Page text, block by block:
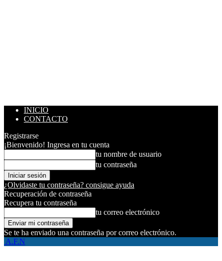
INICIO
CONTACTO
Registrarse
¡Bienvenido! Ingresa en tu cuenta
tu nombre de usuario
tu contraseña
¿Olvidaste tu contraseña? consigue ayuda
Recuperación de contraseña
Recupera tu contraseña
tu correo electrónico
Se te ha enviado una contraseña por correo electrónico.
A.F.N